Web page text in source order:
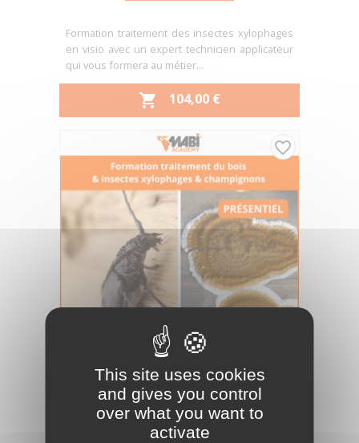
Formation traitement des insectes xylophages
en visio avec un expert technicien applicateur
qui vous formera au métier...
 PRIX
104,00 €
Référence :F0100001
FORMATION TRAITEMENT INSECTES
XYLOPHAGES & CHAMPIGNONS...
favorite_border
This site uses cookies
and gives you control
over what you want to
activate